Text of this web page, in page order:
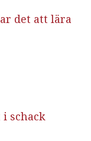
det att lära
schack